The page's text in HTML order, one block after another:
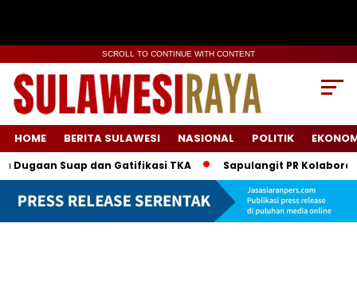
SCROLL TO CONTINUE WITH CONTENT
HOME BERITA SULAWESI NASIONAL POLITIK
Suap dan Gatifikasi TKA Sapulangit PR Kolaborasi